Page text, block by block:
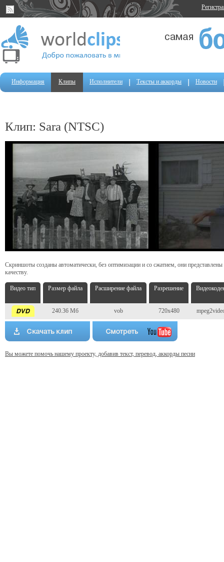
Информация Клипы Исполнители Тексты и аккорды Новости
Клип: Sara (NTSC)
Скриншоты созданы автоматически, без оптимизации и со сжатием, они
качеству.
Видео тип Размер файла Расширение файла Разрешение
240.36 Мб vob 720x480
Вы можете помочь нашему проекту, добавив текст, перевод, аккорды песни